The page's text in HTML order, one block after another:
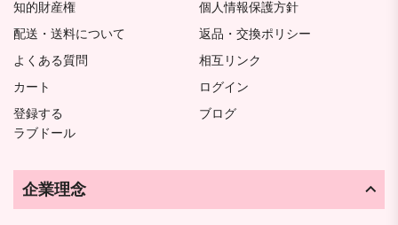
知的財産権
個人情報保護方針
配送・送料について
返品・交換ポリシー
よくある質問
相互リンク
カート
ログイン
登録する
ブログ
ラブドール
企業理念